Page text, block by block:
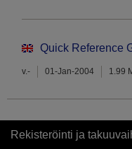
Quick Reference
v.- 01-Jan-2004 1.99
Rekisteröinti ja